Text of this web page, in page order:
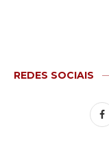
REDES SOCIAIS